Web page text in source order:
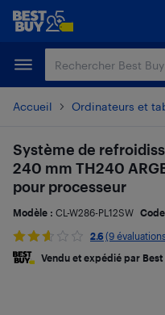
Passer
principal
Passer
Accueil Ordinateurs et
Système de
240 mm TH240
pour processeur
Modèle : CL-W286-PL12SW
2.6 (9
Vendu et expédié par Best